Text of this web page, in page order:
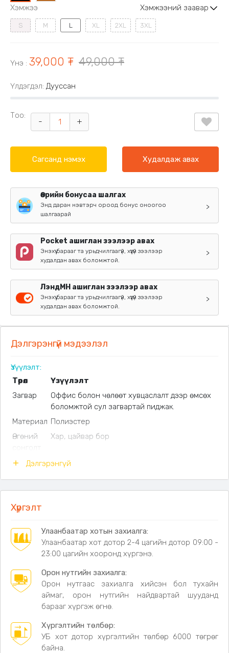
Хэмжээ Хэмжээний заавар
S M L XL 2XL 3XL
Үнэ : 39,000 ₮ 49,000 ₮
Үлдэгдэл: Дууссан
Тоо:
- +
Сагсанд нэмэх Худалдаж авах
Өөрийн бонусаа шалгах
Энд даран нэвтэрч ороод бонус оноогоо
шалгаарай
>
Pocket ашиглан зээлээр авах
Энэхүү барааг та урьдчилгаагүй, хүүгүй зээлээр
худалдан авах боломжтой.
>
ЛэндМН ашиглан зээлээр авах
Энэхүү барааг та урьдчилгаагүй, хүүгүй зээлээр
худалдан авах боломжтой.
>
Дэлгэрэнгүй мэдээлэл
Үзүүлэлт:
Төрөл
Үзүүлэлт
Загвар
Оффис болон чөлөөт хувцаслалт дээр өмсөх
боломжтой сул загвартай пиджак.
Материал Полиэстер
Өнгөний
Хар, цайвар бор
Размер S M L XL 2XL 3XL
Дэлгэрэнгүй
Хүргэлт
Улаанбаатар хотын захиалга:
Улаанбаатар хот дотор 2-4 цагийн дотор 09:00 -
23:00 цагийн хооронд хүргэнэ.
Орон нутгийн захиалга:
Орон нутгаас захиалга хийсэн бол тухайн
аймаг, орон нутгийн найдвартай шууданд
барааг хүргэж өгнө.
Хүргэлтийн төлбөр:
УБ хот дотор хүргэлтийн төлбөр 6000 төгрөг
байна.